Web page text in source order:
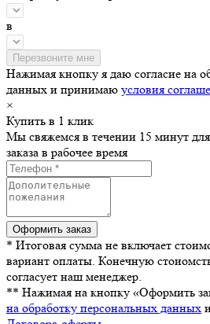
в
Нажимая кнопку я даю согласие на
данных и принимаю условия
×
Купить в 1 клик
Мы свяжемся в течении 15 минут
заказа в рабочее время
* Итоговая сумма не включает
вариант оплаты. Конечную
согласует наш менеджер.
** Нажимая на кнопку «Оформить
на обработку персональных данных